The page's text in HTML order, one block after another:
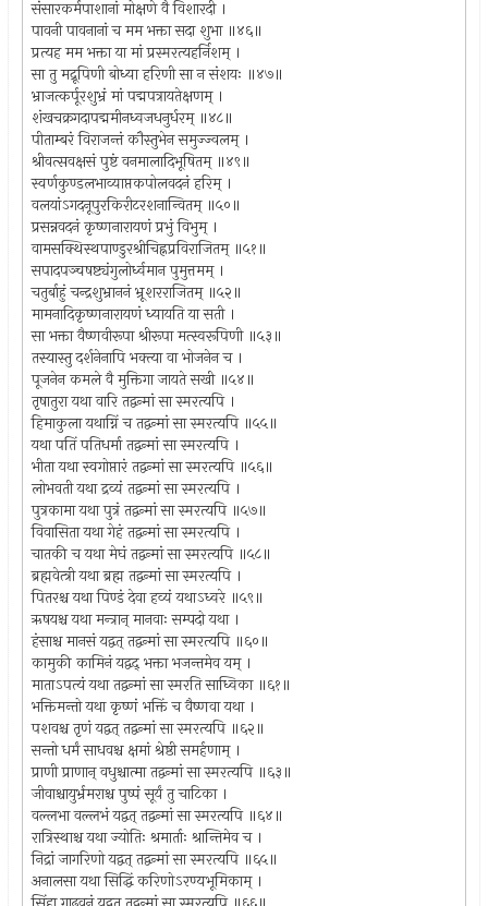
संसारकर्मपाशानां मोक्षणे वै विशारदी ।
पावनी पावनानां च मम भक्ता सदा शुभा ॥४६॥
प्रत्यह मम भक्ता या मां प्रस्मरत्यहर्निशम् ।
सा तु मद्रूपिणी बोध्या हरिणी सा न संशयः ॥४७॥
भ्राजत्कर्पूरशुभ्रं मां पद्मपत्रायतेक्षणम् ।
शंखचक्रगदापद्ममीनध्वजधनुर्धरम् ॥४८॥
पीताम्बरं विराजन्तं कौस्तुभेन समुज्ज्वलम् ।
श्रीवत्सवक्षसं पुष्टं वनमालादिभूषितम् ॥४९॥
स्वर्णकुण्डलभाव्याप्तकपोलवदनं हरिम् ।
वलयांऽगदनूपुरकिरीटरशनान्वितम् ॥५०॥
प्रसन्नवदनं कृष्णनारायणं प्रभुं विभुम् ।
वामसक्थिस्थपाण्डुरश्रीचिह्नप्रविराजितम् ॥५१॥
सपादपञ्चषष्ट्यंगुलोर्ध्वमान पुमुत्तमम् ।
चतुर्बाहुं चन्द्रशुभ्राननं भ्रूशरराजितम् ॥५२॥
मामनादिकृष्णनारायणं ध्यायति या सती ।
सा भक्ता वैष्णवीरूपा श्रीरूपा मत्स्वरूपिणी ॥५३॥
तस्यास्तु दर्शनेनापि भक्त्या वा भोजनेन च ।
पूजनेन कमले वै मुक्तिगा जायते सखी ॥५४॥
तृषातुरा यथा वारि तद्वन्मां सा स्मरत्यपि ।
हिमाकुला यथाग्निं च तद्वन्मां सा स्मरत्यपि ॥५५॥
यथा पतिं पतिधर्मा तद्वन्मां सा स्मरत्यपि ।
भीता यथा स्वगोप्तारं तद्वन्मां सा स्मरत्यपि ॥५६॥
लोभवती यथा द्रव्यं तद्वन्मां सा स्मरत्यपि ।
पुत्रकामा यथा पुत्रं तद्वन्मां सा स्मरत्यपि ॥५७॥
विवासिता यथा गेहं तद्वन्मां सा स्मरत्यपि ।
चातकी च यथा मेघं तद्वन्मां सा स्मरत्यपि ॥५८॥
ब्रह्मवेत्त्री यथा ब्रह्म तद्वन्मां सा स्मरत्यपि ।
पितरश्च यथा पिण्डं देवा हव्यं यथाऽध्वरे ॥५९॥
ऋषयश्च यथा मन्त्रान् मानवाः सम्पदो यथा ।
हंसाश्च मानसं यद्वत् तद्वन्मां सा स्मरत्यपि ॥६०॥
कामुकी कामिनं यद्वद् भक्ता भजन्तमेव यम् ।
माताऽपत्यं यथा तद्वन्मां सा स्मरति साध्विका ॥६१॥
भक्तिमन्तो यथा कृष्णं भक्तिं च वैष्णवा यथा ।
पशवश्च तृणं यद्वत् तद्वन्मां सा स्मरत्यपि ॥६२॥
सन्तो धर्मं साधवश्च क्षमां श्रेष्ठी समर्हणाम् ।
प्राणी प्राणान् वधुश्चात्मा तद्वन्मां सा स्मरत्यपि ॥६३॥
जीवाश्चायुर्भ्रमराश्च पुष्पं सूर्यं तु चाटिका ।
वल्लभा वल्लभं यद्वत् तद्वन्मां सा स्मरत्यपि ॥६४॥
रात्रिस्थाश्च यथा ज्योतिः श्रमार्ताः श्रान्तिमेव च ।
निद्रां जागरिणो यद्वत् तद्वन्मां सा स्मरत्यपि ॥६५॥
अनालसा यथा सिद्धिं करिणोऽरण्यभूमिकाम् ।